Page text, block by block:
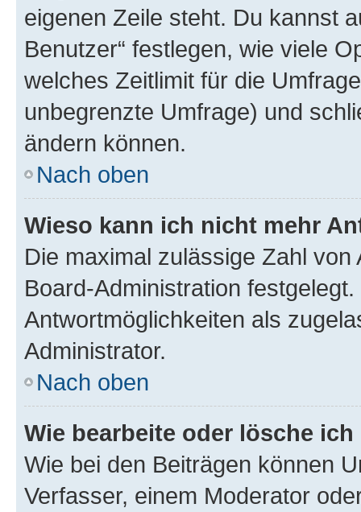
eigenen Zeile steht. Du kannst
Benutzer“ festlegen, wie viele
welches Zeitlimit für die
unbegrenzte Umfrage) und
ändern können.
Nach oben
Wieso kann ich nicht mehr
Die maximal zulässige Zahl
Board-Administration
Antwortmöglichkeiten als
Administrator.
Nach oben
Wie bearbeite oder lösche
Wie bei den Beiträgen können
Verfasser, einem Moderator